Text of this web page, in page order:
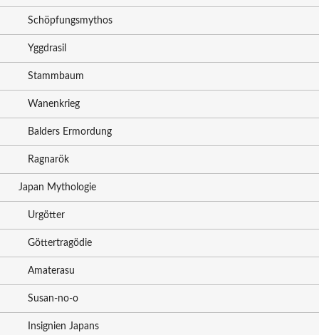
Schöpfungsmythos
Yggdrasil
Stammbaum
Wanenkrieg
Balders Ermordung
Ragnarök
Japan Mythologie
Urgötter
Göttertragödie
Amaterasu
Susan-no-o
Insignien Japans